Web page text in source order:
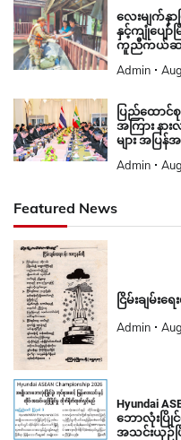
လေးမျက်နှ
နှင့်ကျုံပျော်
ကူညီကယ်ဆယ်
Admin
ပြည်ထောင်
အကြား နာ
များ အပ
Admin
Featured News
ငြိမ်းချမ်းရ
Admin
Hyundai
ဘောလုံးပြို
အသင်းယှဉ်